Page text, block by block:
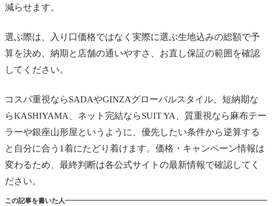
減らせます。
選ぶ際は、入り口価格ではなく実際に選ぶ生地込みの総額で予
算を決め、納期と店舗の通いやすさ、お直し保証の範囲を確認
してください。
コスパ重視ならSADAやGINZAグローバルスタイル、短納期な
らKASHIYAMA、ネット完結ならSUIT YA、質重視なら麻布テー
ラーや銀座山形屋というように、優先したい条件から逆算する
と自分に合う1着にたどり着けます。価格・キャンペーン情報は
変わるため、最終判断は各公式サイトの最新情報で確認してく
ださい。
この記事を書いた人